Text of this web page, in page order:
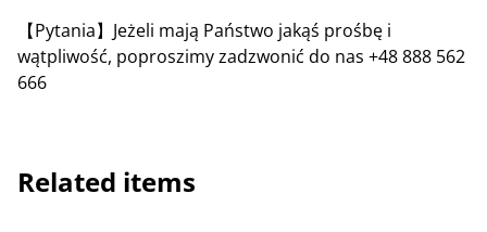
【Pytania】Jeżeli mają Państwo jakąś prośbę i
wątpliwość, poproszimy zadzwonić do nas +48 888 562
666
Related items